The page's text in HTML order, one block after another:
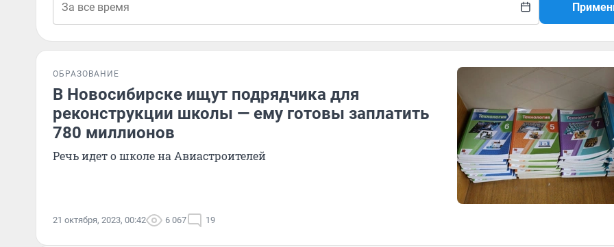
ОБРАЗОВАНИЕ
В Новосибирске ищут подрядчика для
реконструкции школы — ему готовы заплатить
780 миллионов
Речь идет о школе на Авиастроителей
21 октября, 2023, 00:42 6 067 19